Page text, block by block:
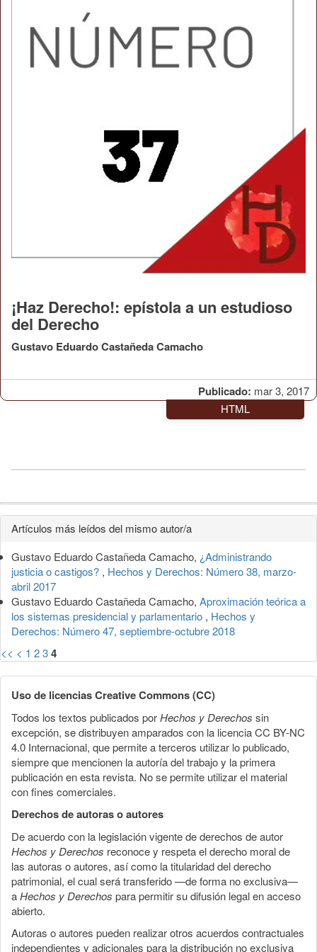
Publicado: mar 3, 2017
¡Haz Derecho!: epístola a un estudioso
del Derecho
Gustavo Eduardo Castañeda Camacho
HTML
Detalles
del
artículo
Artículos más leídos del mismo autor/a
Gustavo Eduardo Castañeda Camacho, ¿Administrando
justicia o castigos? , Hechos y Derechos: Número 38, marzo-
abril 2017
Gustavo Eduardo Castañeda Camacho, Aproximación teórica a
los sistemas presidencial y parlamentario , Hechos y
Derechos: Número 47, septiembre-octubre 2018
<< < 1 234
Uso de licencias Creative Commons (CC)
Todos los textos publicados porHechos y Derechos sin
excepción, se distribuyen amparados con la licencia CC BY-NC
4.0 Internacional, que permite a terceros utilizar lo publicado,
siempre que mencionen la autoría del trabajo y la primera
publicación en esta revista. No se permite utilizar el material
con fines comerciales.
Derechos de autoras o autores
De acuerdo con la legislación vigente de derechos de autor
Hechos y Derechos reconoce y respeta el derecho moral de
las autoras o autores, así como la titularidad del derecho
patrimonial, el cual será transferido —de forma no exclusiva—
aHechos y Derechos para permitir su difusión legal en acceso
abierto.
Autoras o autores pueden realizar otros acuerdos contractuales
independientes y adicionales para la distribución no exclusiva